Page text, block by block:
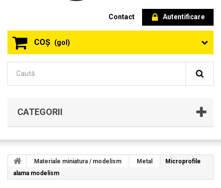
Autentificare
Contact
COŞ (gol)
CATEGORII
Materiale miniatura / modelism Metal
Microprofile
alama modelism